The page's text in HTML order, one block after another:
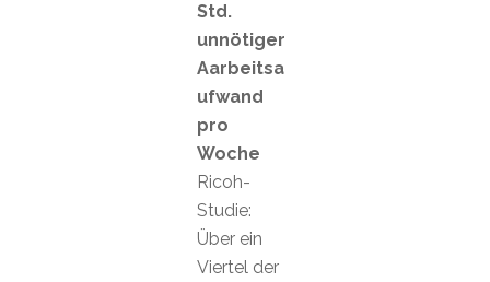
Std.
unnötiger
Aarbeitsa
ufwand
pro
Woche
Ricoh-
Studie:
Über ein
Viertel der